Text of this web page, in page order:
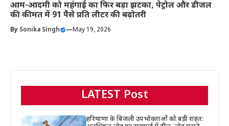
आम-आदमी को महंगाई का फिर बड़ा झटका, पेट्रोल और डीजल
की कीमत में 91 पैसे प्रति लीटर की बढ़ोतरी
By Sonika Singh —May 19, 2026
LATEST Post
हरियाणा के बिजली उपभोक्ताओं को बड़ी राहत: